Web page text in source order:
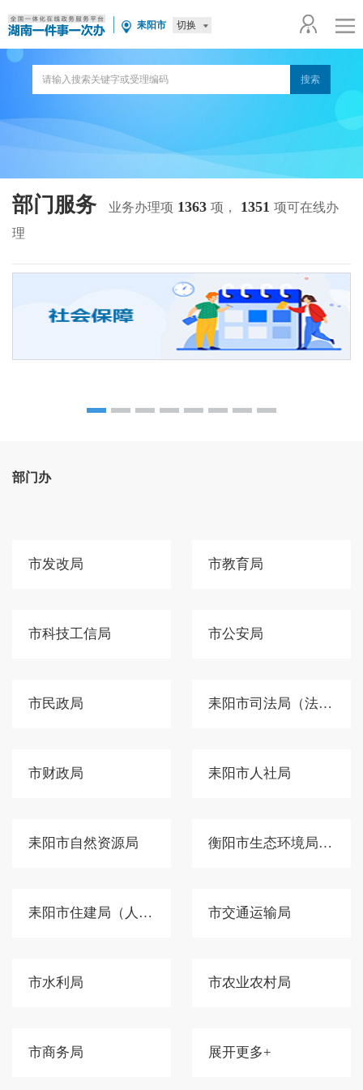
耒阳市 切换
部门服务 业务办理项 1363 项， 1351 项可在线办
理
部门办
市发改局 市教育局
市科技工信局 市公安局
市民政局 耒阳市司法局（法制办）
市财政局 耒阳市人社局
耒阳市自然资源局 衡阳市生态环境局耒阳分局
耒阳市住建局（人防办） 市交通运输局
市水利局 市农业农村局
市商务局 展开更多+